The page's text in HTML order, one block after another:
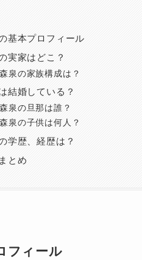
基本プロフィール
実家はどこ？
森泉の家族構成は？
結婚している？
森泉の旦那は誰？
森泉の子供は何人？
学歴、経歴は？
とめ
フィール